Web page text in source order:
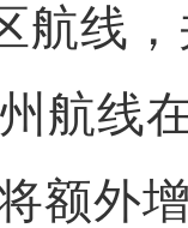
航线
航线
额外